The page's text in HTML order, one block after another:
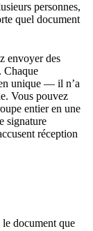
personnes,
quel document
envoyer des
Chaque
unique — il n’a
Vous pouvez
entier en une
signature
réception
le document que